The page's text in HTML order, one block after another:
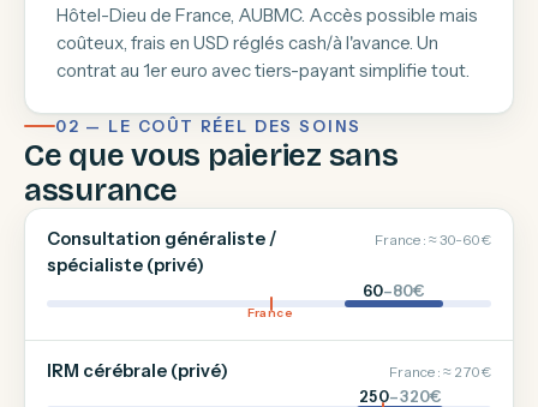
Hôtel-Dieu de France, AUBMC. Accès possible mais
coûteux, frais en USD réglés cash/à l'avance. Un
contrat au 1er euro avec tiers-payant simplifie tout.
02 — LE COÛT RÉEL DES SOINS
Ce que vous paieriez sans
assurance
Consultation généraliste /
spécialiste (privé)
France : ≈ 30-60 €
60–80€
France
IRM cérébrale (privé) France : ≈ 270 €
250–320€